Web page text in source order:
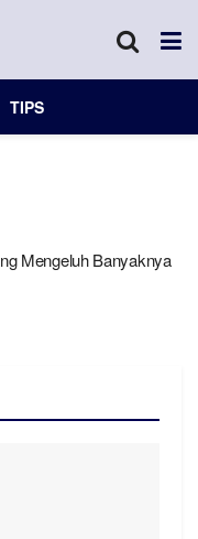
TIPS
Mengeluh Banyaknya